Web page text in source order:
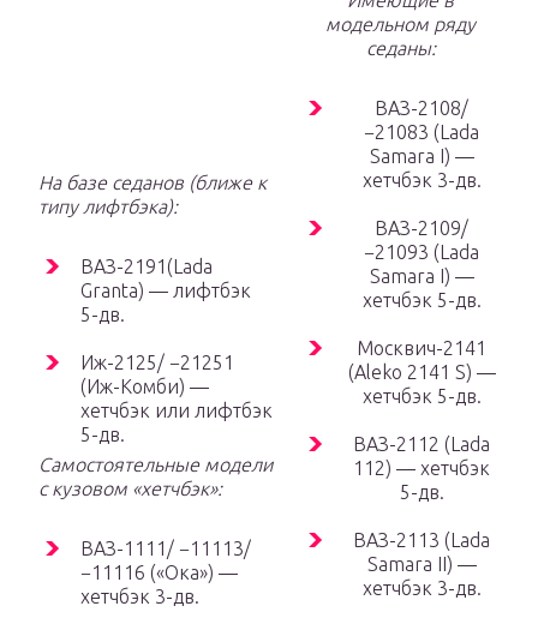
На базе седанов (ближе к
типу лифтбэка):
ВАЗ-2191(Lada
Granta) — лифтбэк
5-дв.
Иж-2125/ −21251
(Иж-Комби) —
хетчбэк или лифтбэк
5-дв.
Самостоятельные модели
с кузовом «хетчбэк»:
ВАЗ-1111/ −11113/
−11116 («Ока») —
хетчбэк 3-дв.
модельном ряду
седаны:
ВАЗ-2108/
−21083 (Lada
Samara I) —
хетчбэк 3-дв.
ВАЗ-2109/
−21093 (Lada
Samara I) —
хетчбэк 5-дв.
Москвич-2141
(Aleko 2141 S) —
хетчбэк 5-дв.
ВАЗ-2112 (Lada
112) — хетчбэк
5-дв.
ВАЗ-2113 (Lada
Samara II) —
хетчбэк 3-дв.